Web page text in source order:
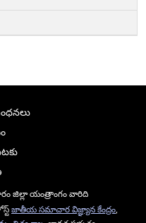
జిల్లా యంత్రాంగం వారిది
జాతీయ సమాచార విజ్ఞ్యాన కేంద్రం,